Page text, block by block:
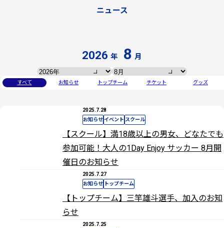
ニュース
2026 年 8 月
すべて お知らせ トップチーム チケット グッズ
2025.7.28
お知らせイベント スクール
【スクール】満18歳以上の男女、どなたでも
参加可能！大人の1Day Enjoy サッカー 8月開
催日のお知らせ
2025.7.27
お知らせ トップチーム
【トップチーム】三竿雄斗選手、加入のお知
らせ
2025.7.25